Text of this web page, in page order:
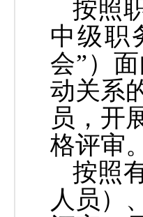
按照
中级职
会”）
动关系
员，开
格评审
按照
人员）